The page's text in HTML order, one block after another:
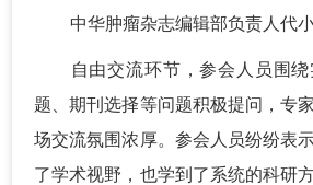
中华肿瘤杂志编辑部负责人代
自由交流环节，参会人员围绕
题、期刊选择等问题积极提问，专
场交流氛围浓厚。参会人员纷纷表
了学术视野，也学到了系统的科研